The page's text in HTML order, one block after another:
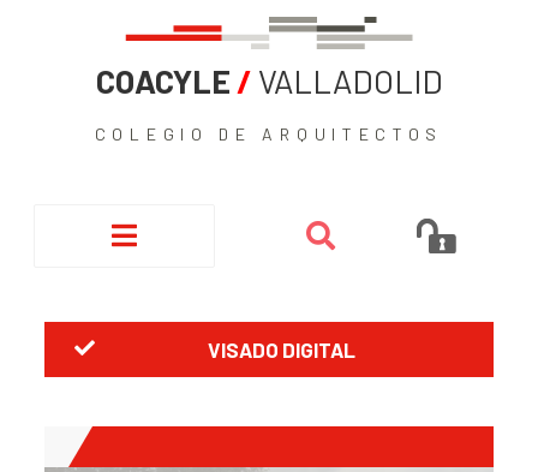
COACYLE / VALLADOLID
COLEGIO DE ARQUITECTOS
VISADO DIGITAL